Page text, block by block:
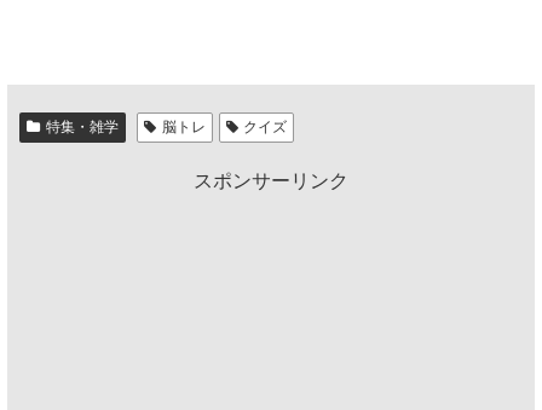
特集・雑学 脳トレ クイズ
スポンサーリンク